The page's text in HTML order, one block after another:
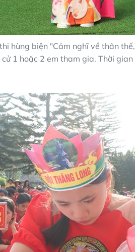
hùng biện "Cảm nghĩ về thân
cử 1 hoặc 2 em tham gia. Thời